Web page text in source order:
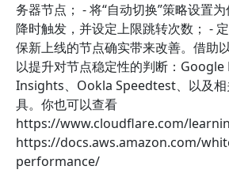
务器节点； - 将“自动切换”策略设置
降时触发，并设定上限跳转次数； -
保新上线的节点确实带来改善。借助
以提升对节点稳定性的判断：Google
Insights、Ookla Speedtest、以及相
具。你也可以查看
https://www.cloudflare.com/
https://docs.aws.amazon.com/
performance/